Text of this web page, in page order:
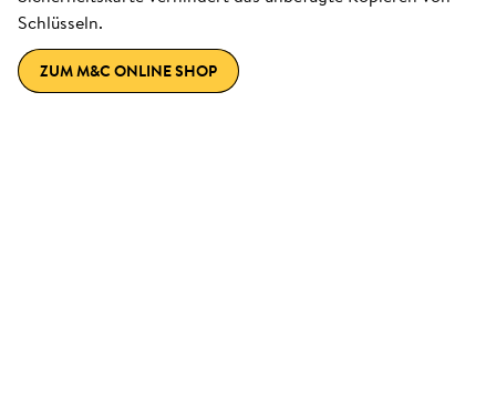
Schlüsseln.
ZUM M&C ONLINE SHOP